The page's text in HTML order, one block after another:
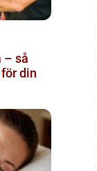
– så
din